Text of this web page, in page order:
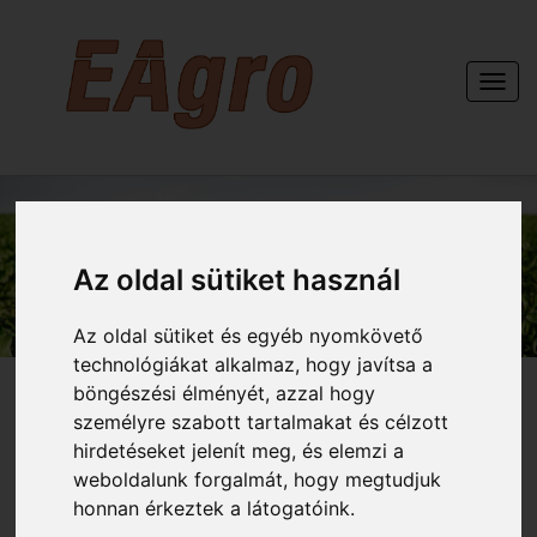
Az oldal sütiket használ
Az oldal sütiket és egyéb nyomkövető
technológiákat alkalmaz, hogy javítsa a
böngészési élményét, azzal hogy
személyre szabott tartalmakat és célzott
hirdetéseket jelenít meg, és elemzi a
weboldalunk forgalmát, hogy megtudjuk
honnan érkeztek a látogatóink.
KAPCSOLAT